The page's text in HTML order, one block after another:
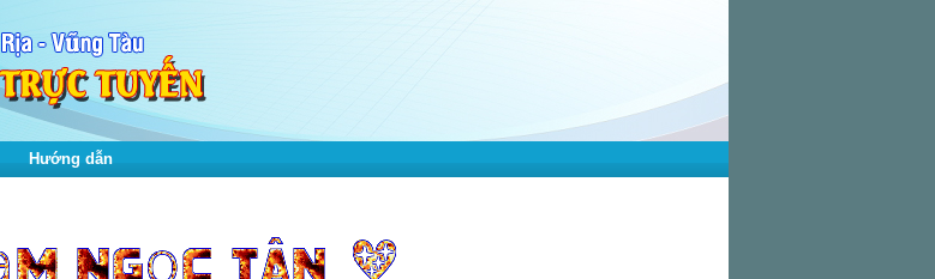
Hướng dẫn